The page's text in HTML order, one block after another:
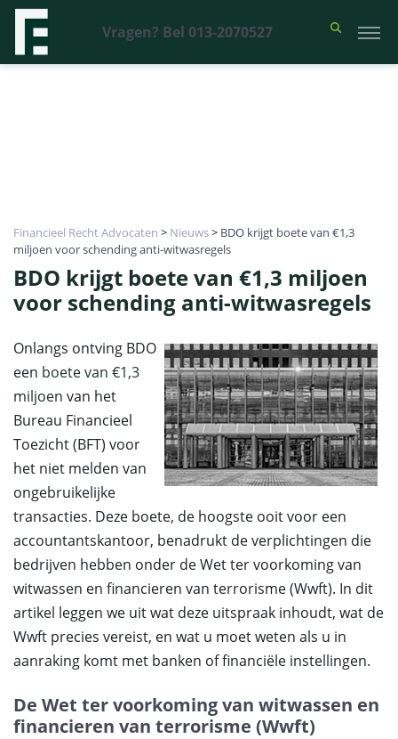
Vragen? Bel 013-2070527
Financieel Recht Advocaten > Nieuws> BDO krijgt boete van €1,3
miljoen voor schending anti-witwasregels
BDO krijgt boete van €1,3 miljoen
voor schending anti-witwasregels
Onlangs ontving BDO
een boete van €1,3
miljoen van het
Bureau Financieel
Toezicht (BFT) voor
het niet melden van
ongebruikelijke
transacties. Deze boete, de hoogste ooit voor een
accountantskantoor, benadrukt de verplichtingen die
bedrijven hebben onder de Wet ter voorkoming van
witwassen en financieren van terrorisme (Wwft). In dit
artikel leggen we uit wat deze uitspraak inhoudt, wat de
Wwft precies vereist, en wat u moet weten als u in
aanraking komt met banken of financiële instellingen.
De Wet ter voorkoming van witwassen en
financieren van terrorisme (Wwft)